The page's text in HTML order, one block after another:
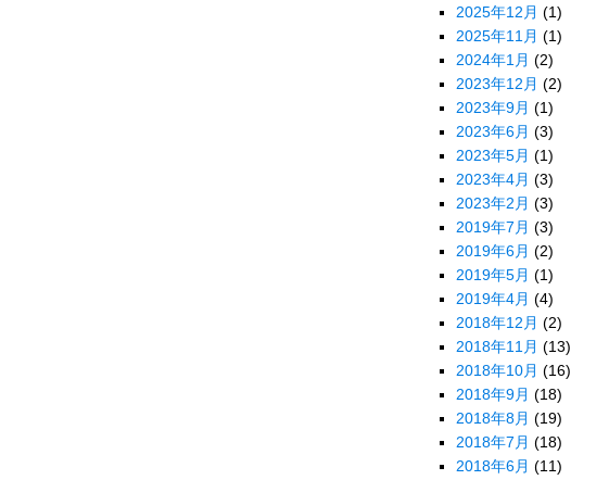
2025年12月 (1)
2025年11月 (1)
2024年1月 (2)
2023年12月 (2)
2023年9月 (1)
2023年6月 (3)
2023年5月 (1)
2023年4月 (3)
2023年2月 (3)
2019年7月 (3)
2019年6月 (2)
2019年5月 (1)
2019年4月 (4)
2018年12月 (2)
2018年11月 (13)
2018年10月 (16)
2018年9月 (18)
2018年8月 (19)
2018年7月 (18)
2018年6月 (11)